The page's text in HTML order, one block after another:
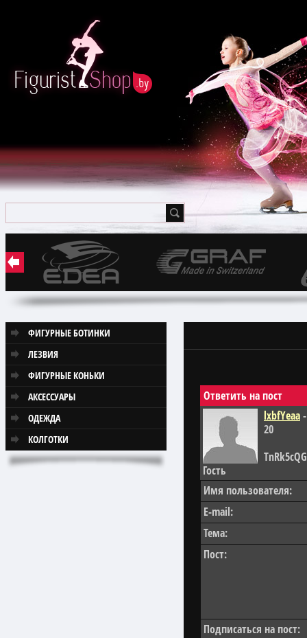
ФИГУРНЫЕ БОТИНКИ
ЛЕЗВИЯ
ФИГУРНЫЕ КОНЬКИ
АКСЕССУАРЫ
ОДЕЖДА
КОЛГОТКИ
Ответить на пост
Гость
lxbfYeaa-
20
Имя пользователя:
E-mail:
Тема:
Пост:
Подписаться на пост: